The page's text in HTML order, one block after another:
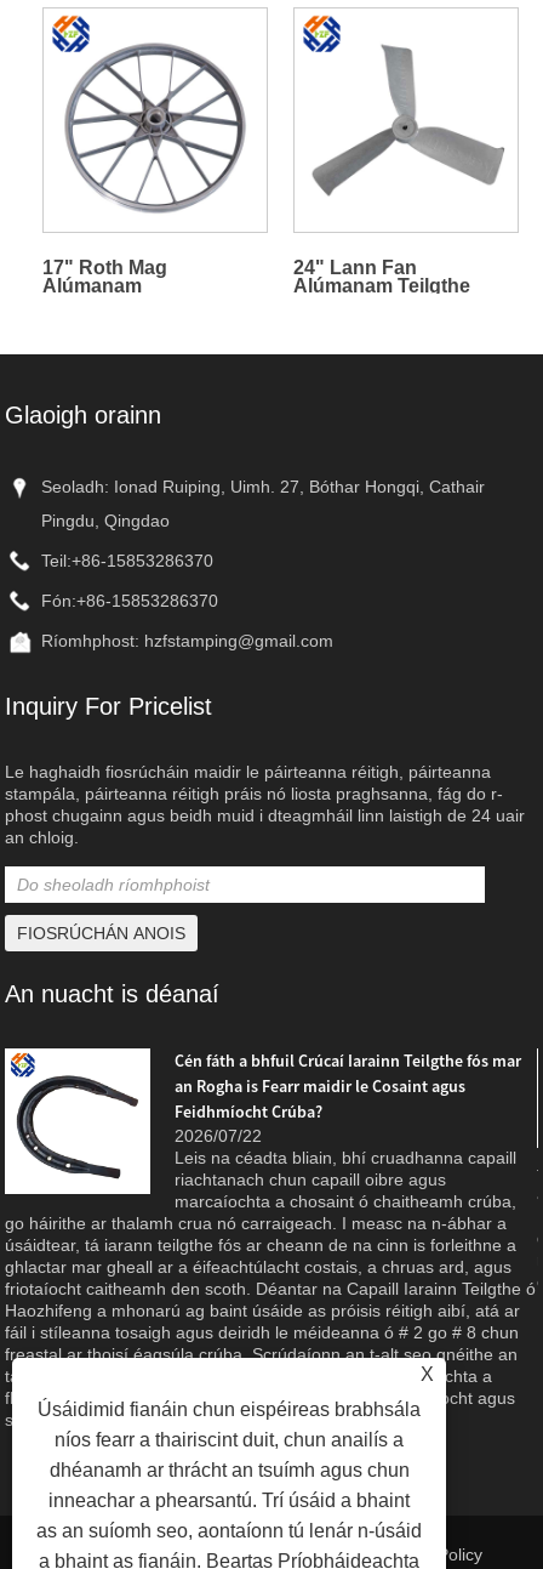
17" Roth Mag
Alúmanam
24" Lann Fan
Alúmanam Teilgthe
Glaoigh orainn
Seoladh: Ionad Ruiping, Uimh. 27, Bóthar Hongqi, Cathair
Pingdu, Qingdao
Teil:+86-15853286370
Fón:+86-15853286370
Ríomhphost: hzfstamping@gmail.com
Inquiry For Pricelist
Le haghaidh fiosrúcháin maidir le páirteanna réitigh, páirteanna
stampála, páirteanna réitigh práis nó liosta praghsanna, fág do r-
phost chugainn agus beidh muid i dteagmháil linn laistigh de 24 uair
an chloig.
An nuacht is déanaí
Cén fáth a bhfuil Crúcaí Iarainn Teilgthe fós mar
an Rogha is Fearr maidir le Cosaint agus
Feidhmíocht Crúba?
2026/07/22
Leis na céadta bliain, bhí cruadhanna capaill
riachtanach chun capaill oibre agus
marcaíochta a chosaint ó chaitheamh crúba,
go háirithe ar thalamh crua nó carraigeach. I measc na n-ábhar a
úsáidtear, tá iarann ​​​​teilgthe fós ar cheann de na cinn is forleithne a
ghlactar mar gheall ar a éifeachtúlacht costais, a chruas ard, agus
friotaíocht caitheamh den scoth. Déantar na Capaill Iarainn Teilgthe ó
Haozhifeng a mhonarú ag baint úsáide as próisis réitigh aibí, atá ar
fáil i stíleanna tosaigh agus deiridh le méideanna ó # 2 go # 8 chun
freastal ar thoisí éagsúla crúba. Scrúdaíonn an t-alt seo gnéithe an
táirge, buntáistí ábhartha, agus an caighdeán déantúsaíochta a
fhágann gur rogha iontaofa é do chúram eachaí, talmhaíocht agus
spóirt eachaíochta.
Naisc| Sitemap |RSS|XML| |Privacy Policy
X
Úsáidimid fianáin chun eispéireas brabhsála
níos fearr a thairiscint duit, chun anailís a
dhéanamh ar thrácht an tsuímh agus chun
inneachar a phearsantú. Trí úsáid a bhaint
as an suíomh seo, aontaíonn tú lenár n-úsáid
a bhaint as fianáin. Beartas Príobháideachta